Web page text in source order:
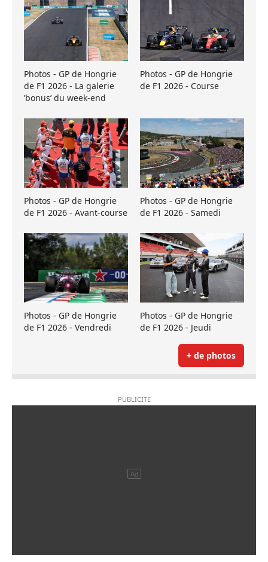
Photos - GP de Hongrie
de F1 2026 - La galerie
’bonus’ du week-end
Photos - GP de Hongrie
de F1 2026 - Course
Photos - GP de Hongrie
de F1 2026 - Avant-course
Photos - GP de Hongrie
de F1 2026 - Samedi
Photos - GP de Hongrie
de F1 2026 - Vendredi
Photos - GP de Hongrie
de F1 2026 - Jeudi
+ de photos